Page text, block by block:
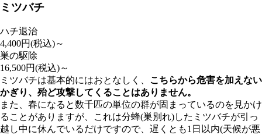
ミツバチ
ハチ退治
4,400円(税込)～
巣の駆除
16,500円(税込)～
ミツバチは基本的にはおとなしく、 こちらから危害を加えない
かぎり、殆ど攻撃してくることはありません。
また、春になると数千匹の単位の群が固まっているのを見かけ
ることがありますが、これは分蜂(巣別れ)したミツバチが引っ
越し中に休んでいるだけですので、遅くとも1日以内(天候が悪